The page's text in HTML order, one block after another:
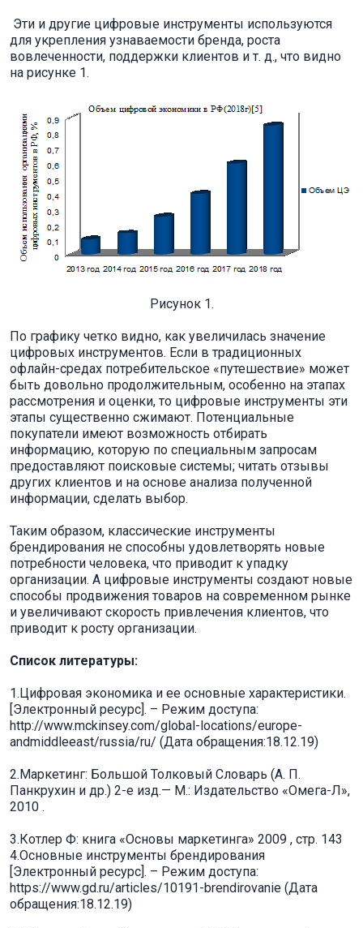
Эти и другие цифровые инструменты используются
для укрепления узнаваемости бренда, роста
вовлеченности, поддержки клиентов и т. д., что видно
на рисунке 1.
Рисунок 1.
По графику четко видно, как увеличилась значение
цифровых инструментов. Если в традиционных
офлайн-средах потребительское «путешествие» может
быть довольно продолжительным, особенно на этапах
рассмотрения и оценки, то цифровые инструменты эти
этапы существенно сжимают. Потенциальные
покупатели имеют возможность отбирать
информацию, которую по специальным запросам
предоставляют поисковые системы; читать отзывы
других клиентов и на основе анализа полученной
информации, сделать выбор.
Таким образом, классические инструменты
брендирования не способны удовлетворять новые
потребности человека, что приводит к упадку
организации. А цифровые инструменты создают новые
способы продвижения товаров на современном рынке
и увеличивают скорость привлечения клиентов, что
приводит к росту организации.
Список литературы:
1.Цифровая экономика и ее основные характеристики.
[Электронный ресурс]. – Режим доступа:
http://www.mckinsey.com/global-locations/europe-
andmiddleeast/russia/ru/ (Дата обращения:18.12.19)
2.Маркетинг: Большой Толковый Словарь (А. П.
Панкрухин и др.) 2-е изд.— М.: Издательство «Омега-Л»,
2010 .
3.Котлер Ф: книга «Основы маркетинга» 2009 , стр. 143
4.Основные инструменты брендирования
[Электронный ресурс]. – Режим доступа:
https://www.gd.ru/articles/10191-brendirovanie (Дата
обращения:18.12.19)